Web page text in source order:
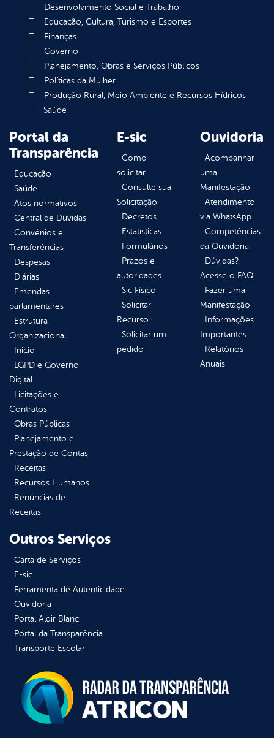
Desenvolvimento Social e Trabalho
Educação, Cultura, Turismo e Esportes
Finanças
Governo
Planejamento, Obras e Serviços Públicos
Políticas da Mulher
Produção Rural, Meio Ambiente e Recursos Hídricos
Saúde
Portal da
Transparência
Educação
Saúde
Atos normativos
Central de Dúvidas
Convênios e
Transferências
Despesas
Diárias
Emendas
parlamentares
Estrutura
Organizacional
Inicio
LGPD e Governo
Digital
Licitações e
Contratos
Obras Públicas
Planejamento e
Prestação de Contas
Receitas
Recursos Humanos
Renúncias de
Receitas
E-sic
Como
solicitar
Consulte sua
Solicitação
Decretos
Estatísticas
Formulários
Prazos e
autoridades
Sic Físico
Solicitar
Recurso
Solicitar um
pedido
Ouvidoria
Acompanhar
uma
Manifestação
Atendimento
via WhatsApp
Competências
da Ouvidoria
Dúvidas?
Acesse o FAQ
Fazer uma
Manifestação
Informações
Importantes
Relatórios
Anuais
Outros Serviços
Carta de Serviços
E-sic
Ferramenta de Autenticidade
Ouvidoria
Portal Aldir Blanc
Portal da Transparência
Transporte Escolar